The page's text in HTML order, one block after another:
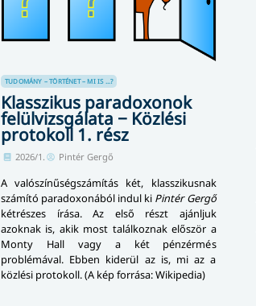
TUDOMÁNY – TÖRTÉNET – MI IS ...?
Klasszikus paradoxonok
felülvizsgálata − Közlési
protokoll 1. rész
2026/1. Pintér Gergő
A valószínűségszámítás két, klasszikusnak
számító paradoxonából indul ki Pintér Gergő
kétrészes írása. Az első részt ajánljuk
azoknak is, akik most találkoznak először a
Monty Hall vagy a két pénzérmés
problémával. Ebben kiderül az is, mi az a
közlési protokoll. (A kép forrása: Wikipedia)